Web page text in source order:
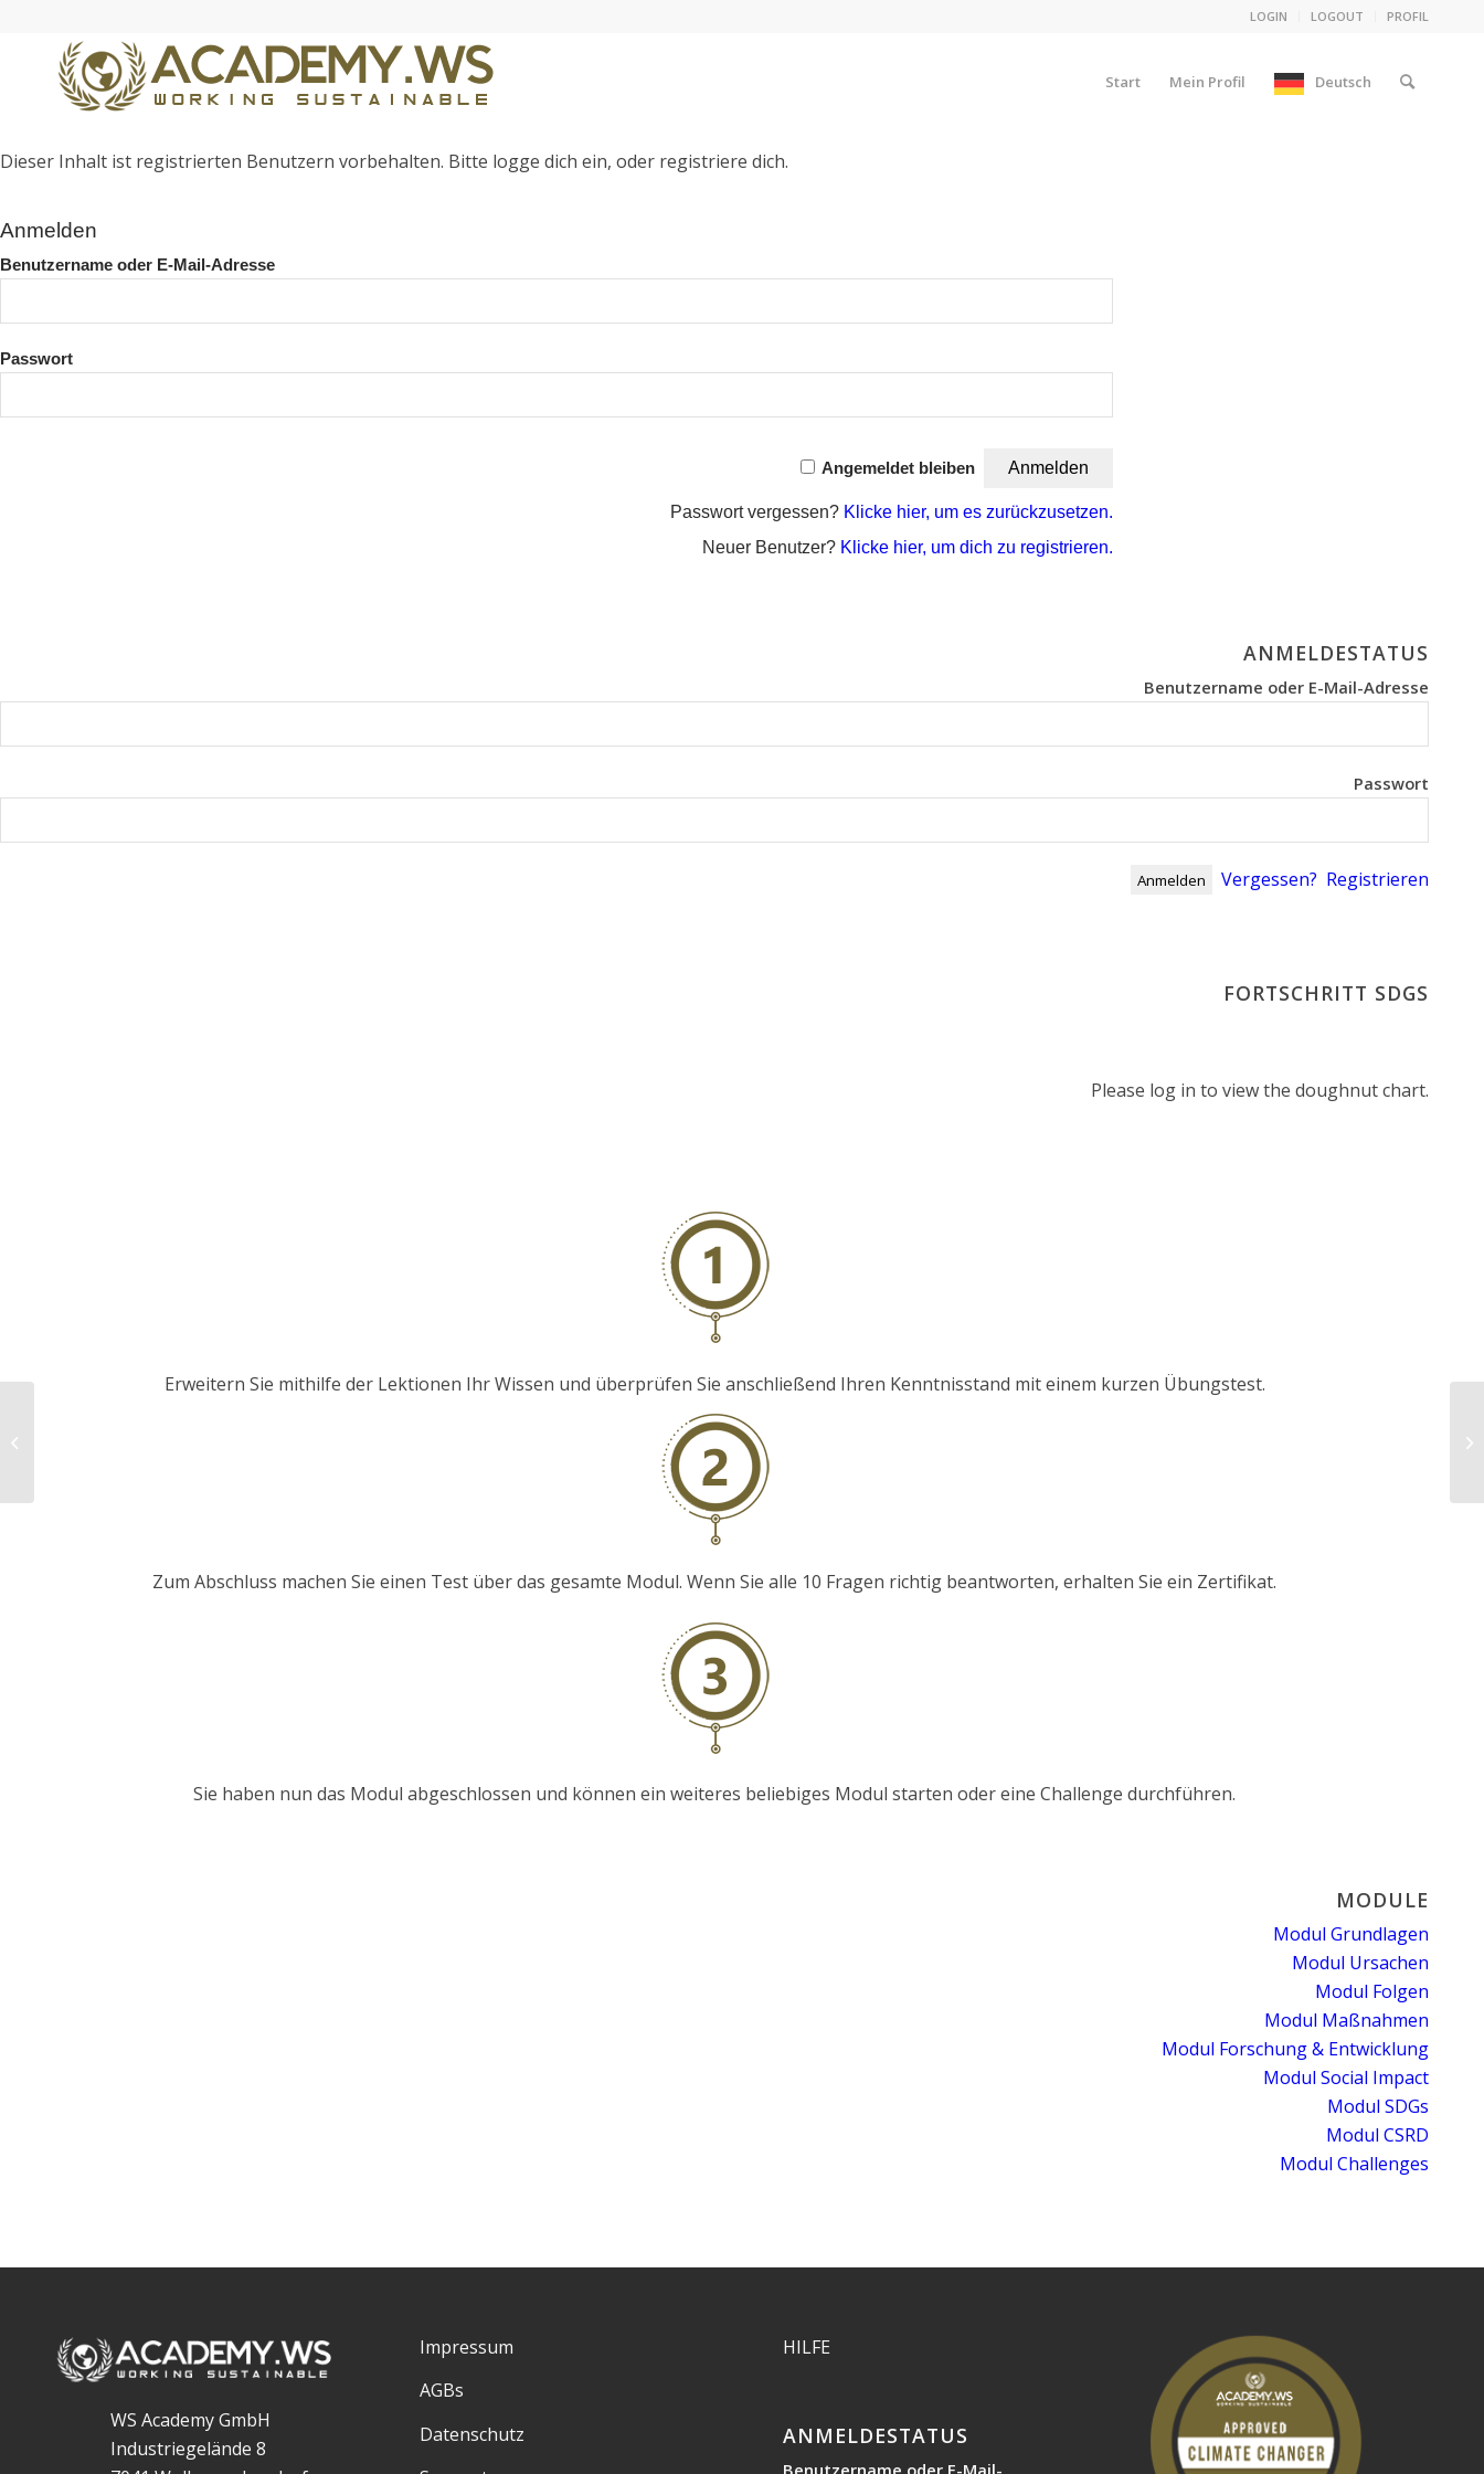
LOGIN LOGOUT PROFIL
Start Mein Profil Deutsch
Dieser Inhalt ist registrierten Benutzern vorbehalten. Bitte logge dich ein, oder registriere dich.
Anmelden
Benutzername oder E-Mail-Adresse
Passwort
Angemeldet bleiben
Passwort vergessen? Klicke hier, um es zurückzusetzen.
Neuer Benutzer? Klicke hier, um dich zu registrieren.
ANMELDESTATUS
Benutzername oder E-Mail-Adresse
Passwort
Vergessen? Registrieren
FORTSCHRITT SDGS
Please log in to view the doughnut chart.
Erweitern Sie mithilfe der Lektionen Ihr Wissen und überprüfen Sie anschließend Ihren Kenntnisstand mit einem kurzen Übungstest.
Zum Abschluss machen Sie einen Test über das gesamte Modul. Wenn Sie alle 10 Fragen richtig beantworten, erhalten Sie ein Zertifikat.
Sie haben nun das Modul abgeschlossen und können ein weiteres beliebiges Modul starten oder eine Challenge durchführen.
MODULE
Modul Grundlagen
Modul Ursachen
Modul Folgen
Modul Maßnahmen
Modul Forschung & Entwicklung
Modul Social Impact
Modul SDGs
Modul CSRD
Modul Challenges
WS Academy GmbH
Industriegelände 8
Impressum
AGBs
Datenschutz
HILFE
ANMELDESTATUS